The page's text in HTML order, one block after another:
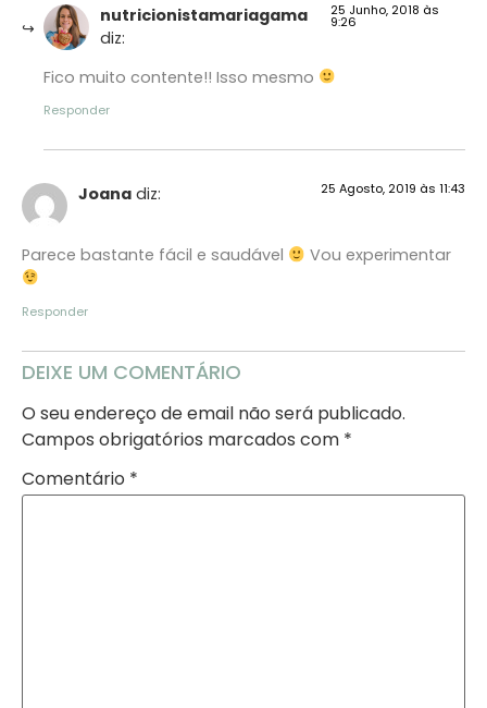
nutricionistamariagama
diz:
25 Junho, 2018 às
9:26
Fico muito contente!! Isso mesmo
Responder
Joana diz: 25 Agosto, 2019 às 11:43
Parece bastante fácil e saudável Vou experimentar
Responder
DEIXE UM COMENTÁRIO
O seu endereço de email não será publicado.
Campos obrigatórios marcados com *
Comentário *